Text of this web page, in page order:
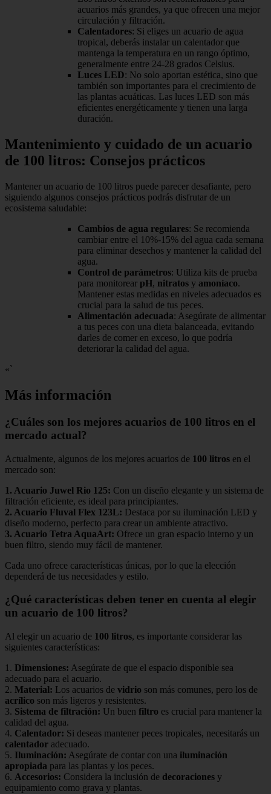
acuarios más grandes, ya que ofrecen una mejor
circulación y filtración.
Calentadores: Si eliges un acuario de agua
tropical, deberás instalar un calentador que
mantenga la temperatura en un rango óptimo,
generalmente entre 24-28 grados Celsius.
Luces LED: No solo aportan estética, sino que
también son importantes para el crecimiento de
las plantas acuáticas. Las luces LED son más
eficientes energéticamente y tienen una larga
duración.
Mantenimiento y cuidado de un acuario
de 100 litros: Consejos prácticos
Mantener un acuario de 100 litros puede parecer desafiante, pero
siguiendo algunos consejos prácticos podrás disfrutar de un
ecosistema saludable:
Cambios de agua regulares: Se recomienda
cambiar entre el 10%-15% del agua cada semana
para eliminar desechos y mantener la calidad del
agua.
Control de parámetros: Utiliza kits de prueba
para monitorear pH, nitratos y amoníaco.
Mantener estas medidas en niveles adecuados es
crucial para la salud de tus peces.
Alimentación adecuada: Asegúrate de alimentar
a tus peces con una dieta balanceada, evitando
darles de comer en exceso, lo que podría
deteriorar la calidad del agua.
«`
Más información
¿Cuáles son los mejores acuarios de 100 litros en el
mercado actual?
Actualmente, algunos de los mejores acuarios de 100 litros en el
mercado son:
1. Acuario Juwel Rio 125: Con un diseño elegante y un sistema de
filtración eficiente, es ideal para principiantes.
2. Acuario Fluval Flex 123L: Destaca por su iluminación LED y
diseño moderno, perfecto para crear un ambiente atractivo.
3. Acuario Tetra AquaArt: Ofrece un gran espacio interno y un
buen filtro, siendo muy fácil de mantener.
Cada uno ofrece características únicas, por lo que la elección
dependerá de tus necesidades y estilo.
¿Qué características deben tener en cuenta al elegir
un acuario de 100 litros?
Al elegir un acuario de 100 litros, es importante considerar las
siguientes características:
1. Dimensiones: Asegúrate de que el espacio disponible sea
adecuado para el acuario.
2. Material: Los acuarios de vidrio son más comunes, pero los de
acrílico son más ligeros y resistentes.
3. Sistema de filtración: Un buen filtro es crucial para mantener la
calidad del agua.
4. Calentador: Si deseas mantener peces tropicales, necesitarás un
calentador adecuado.
5. Iluminación: Asegúrate de contar con una iluminación
apropiada para las plantas y los peces.
6. Accesorios: Considera la inclusión de decoraciones y
equipamiento como grava y plantas.